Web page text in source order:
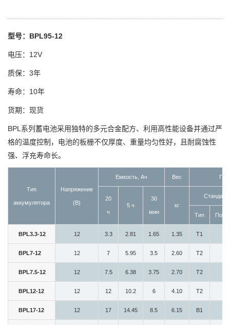
型号：BPL95-12
电压：12V
质保：3年
寿命：10年
货期：现货
BPL系列蓄电池采用独特的多元合金配方、利用高性能设备并通过严
格的温度控制，电池的板栅不仅厚度、重量均匀性好，且耐腐蚀性
强、浮充寿命长。
Тип
аккумулятора
Напряжение
(В)
Емкость, Ач Вес
20
ч
5 ч
30
мин
кг
Стандарт
Тип
BPL3.3-12 12 3.3 2.81 1.65 1.35 T1
BPL7-12 12 7 5.95 3.5 2.60 T2
BPL7.5-12 12 7.5 6.38 3.75 2.70 T2
BPL12-12 12 12 10.2 6 4.10 T2
BPL17-12 12 17 14.45 8.5 6.15 B1